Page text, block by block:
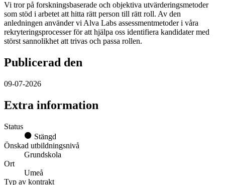
Vi tror på forskningsbaserade och objektiva utvärderingsmetoder
som stöd i arbetet att hitta rätt person till rätt roll. Av den
anledningen använder vi Alva Labs assessmentmetoder i våra
rekryteringsprocesser för att hjälpa oss identifiera kandidater med
störst sannolikhet att trivas och passa rollen.
Publicerad den
09-07-2026
Extra information
Status
Stängd
Önskad utbildningsnivå
Grundskola
Ort
Umeå
Typ av kontrakt